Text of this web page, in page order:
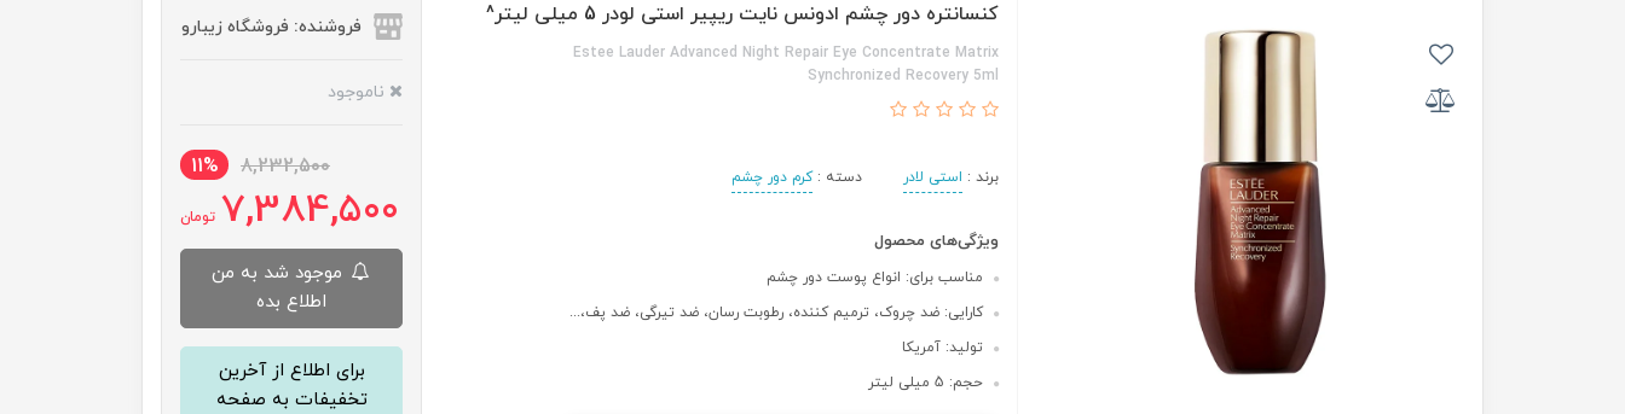
کنسانتره دور چشم ادونس نایت ریپیر استی لودر 5 میلی لیتر^
Estee Lauder Advanced Night Repair Eye Concentrate Matrix
Synchronized Recovery 5ml
برند : استی لادر دسته :کرم دور چشم
ویژگی‌های محصول
مناسب برای: انواع پوست دور چشم
کارایی: ضد چروک، ترمیم کننده، رطوبت رسان، ضد تیرگی، ضد پف،...
تولید: آمریکا
حجم: 5 میلی لیتر
فروشنده: فروشگاه زیبارو
ناموجود
8,232,500
11%
7,384,500 تومان
موجود شد به من
اطلاع بده
برای اطلاع از آخرین
تخفیفات به صفحه